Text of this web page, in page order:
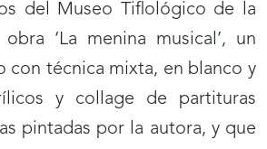
del Museo Tiflológico de la
‘La menina musical’, un
con técnica mixta, en blanco y
y collage de partituras
pintadas por la autora, y que